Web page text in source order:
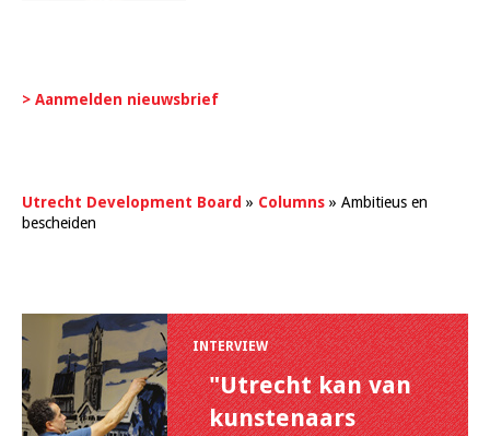
> Aanmelden nieuwsbrief
Utrecht Development Board » Columns » Ambitieus en
bescheiden
INTERVIEW
"Utrecht kan van
kunstenaars